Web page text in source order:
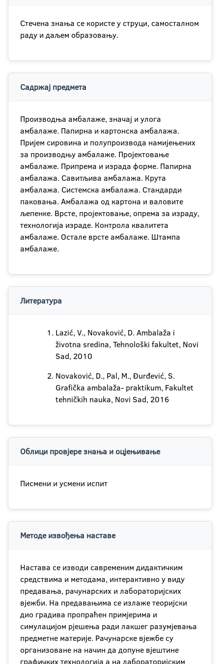
Стечена знања се користе у струци, самосталном
раду и даљем образовању.
Садржај предмета
Производња амбалаже, значај и улога
амбалаже. Папирна и картонска амбалажа.
Пријем сировина и полупроизвода намијењених
за производњу амбалаже. Пројектовање
амбалаже. Припрема и израда форме. Папирна
амбалажа. Савитљива амбалажа. Крута
амбалажа. Системска амбалажа. Стандарди
паковања. Амбалажа од картона и валовите
љепенке. Врсте, пројектовање, опрема за израду,
технологија израде. Контрола квалитета
амбалаже. Остале врсте амбалаже. Штампа
амбалаже.
Литература
Lazić, V., Novaković, D. Ambalaža i
životna sredina, Tehnološki fakultet, Novi
Sad, 2010
Novaković, D., Pal, M., Đurđević, S.
Grafička ambalaža- praktikum, Fakultet
tehničkih nauka, Novi Sad, 2016
Облици провјере знања и оцјењивање
Писмени и усмени испит
Методе извођења наставе
Настава се изводи савременим дидактичким
средствима и методама, интерактивно у виду
предавања, рачунарских и лабораторијских
вјежби. На предавањима се излаже теоријски
дио градива пропраћен примјерима и
симулацијом рјешења ради лакшег разумјевања
предметне материје. Рачунарске вјежбе су
организоване на начин да допуне вјештине
графичких технологија а на лабораторијским